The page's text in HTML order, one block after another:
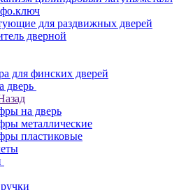
для раздвижных дверей
дверной
для финских дверей
дверь
на дверь
металлические
пластиковые